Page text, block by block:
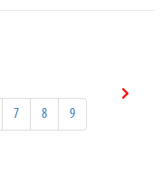
7 8 9